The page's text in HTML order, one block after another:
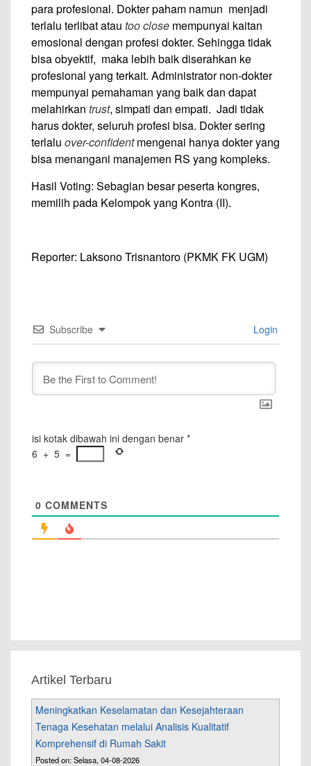
para profesional. Dokter paham namun menjadi
terlalu terlibat atau too close mempunyai kaitan
emosional dengan profesi dokter. Sehingga tidak
bisa obyektif, maka lebih baik diserahkan ke
profesional yang terkait. Administrator non-dokter
mempunyai pemahaman yang baik dan dapat
melahirkan trust, simpati dan empati. Jadi tidak
harus dokter, seluruh profesi bisa. Dokter sering
terlalu over-confidentmengenai hanya dokter yang
bisa menangani manajemen RS yang kompleks.
Hasil Voting: Sebagian besar peserta kongres,
memilih pada Kelompok yang Kontra (II).
Reporter: Laksono Trisnantoro (PKMK FK UGM)
Subscribe Login
isi kotak dibawah ini dengan benar *
6 + 5 =
0 COMMENTS
Artikel Terbaru
Meningkatkan Keselamatan dan Kesejahteraan
Tenaga Kesehatan melalui Analisis Kualitatif
Komprehensif di Rumah Sakit
Posted on: Selasa, 04-08-2026